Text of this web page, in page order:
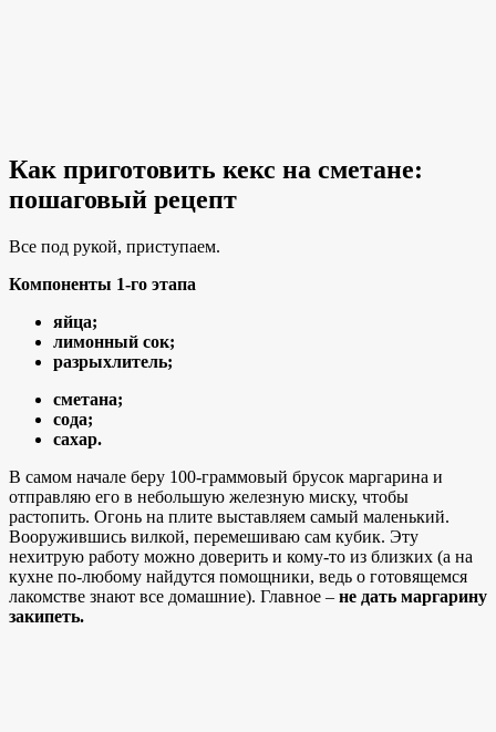
Как приготовить кекс на сметане:
пошаговый рецепт
Все под рукой, приступаем.
Компоненты 1-го этапа
яйца;
лимонный сок;
разрыхлитель;
сметана;
сода;
сахар.
В самом начале беру 100-граммовый брусок маргарина и
отправляю его в небольшую железную миску, чтобы
растопить. Огонь на плите выставляем самый маленький.
Вооружившись вилкой, перемешиваю сам кубик. Эту
нехитрую работу можно доверить и кому-то из близких (а на
кухне по-любому найдутся помощники, ведь о готовящемся
лакомстве знают все домашние). Главное – не дать маргарину
закипеть.